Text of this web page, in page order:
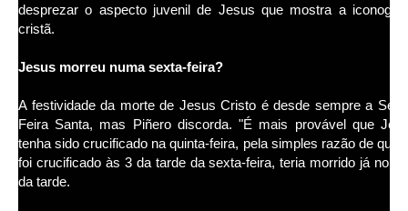
desprezar o aspecto juvenil de Jesus que mostra a
cristã.
Jesus morreu numa sexta-feira?
A festividade da morte de Jesus Cristo é desde sempre a
Feira Santa, mas Piñero discorda. "É mais provável que
tenha sido crucificado na quinta-feira, pela simples razão de que
foi crucificado às 3 da tarde da sexta-feira, teria morrido já no
da tarde.